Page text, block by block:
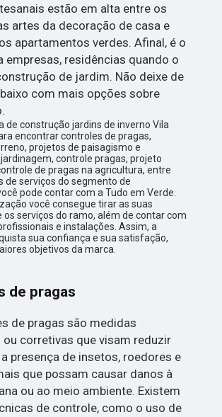
estão em alta entre os
artes da decoração de casa e
apartamentos verdes. Afinal, é o
empresas, residências quando o
de jardim. Não deixe de
com mais opções sobre
de construção jardins de inverno Vila
encontrar controles de pragas,
projetos de paisagismo e
controle pragas, projeto
de pragas na agricultura, entre
de serviços do segmento de
pode contar com a Tudo em Verde.
você consegue tirar as suas
os serviços do ramo, além de contar com
e instalações. Assim, a
sua confiança e sua satisfação,
objetivos da marca.
de pragas
de pragas são medidas
ou corretivas que visam reduzir
presença de insetos, roedores e
que possam causar danos à
ou ao meio ambiente. Existem
de controle, como o uso de